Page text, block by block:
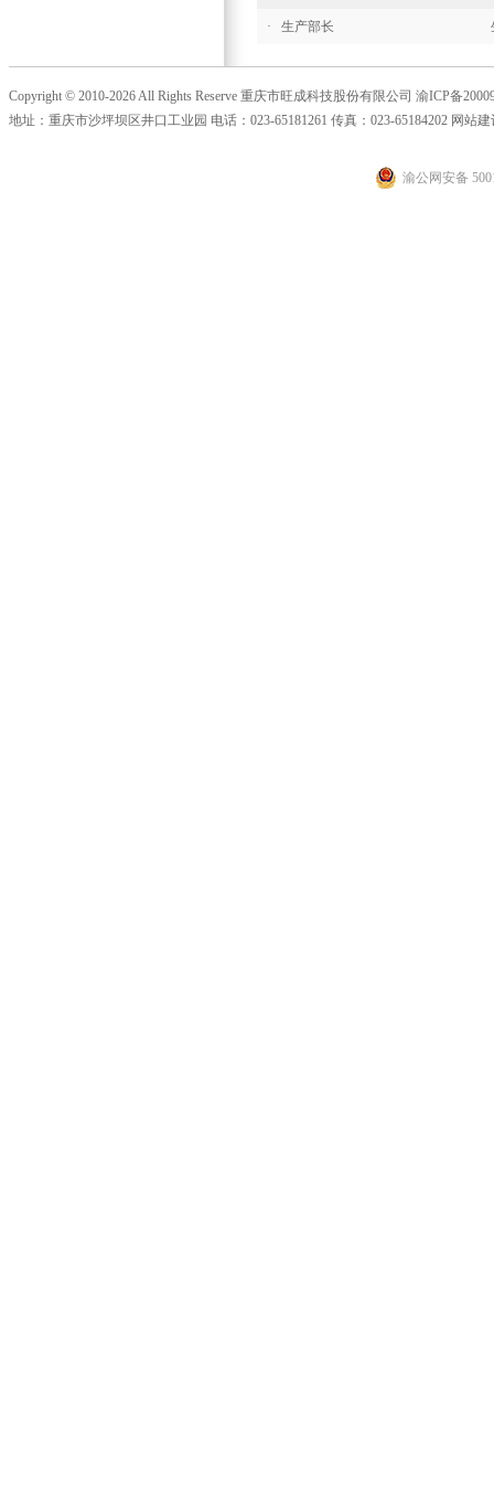
· 生产部长
Copyright © 2010-2026 All Rights Reserve 重庆市旺成科技股份有限公司 渝ICP备
地址：重庆市沙坪坝区井口工业园 电话：023-65181261 传真：023-65184202 网站
渝公网安备